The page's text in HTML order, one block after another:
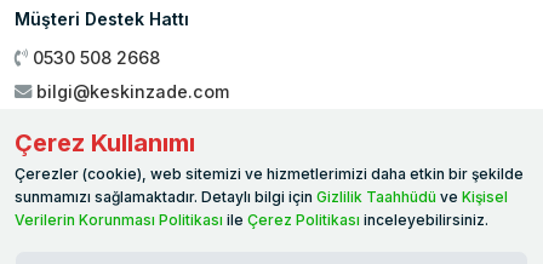
Müşteri Destek Hattı
0530 508 2668
bilgi@keskinzade.com
Genel Merkez: Yükseliş Mah. 1461. Sokak No:2/1 19 Mayıs
Ballıca / SAMSUN
Çerez Kullanımı
Çerezler (cookie), web sitemizi ve hizmetlerimizi daha etkin bir şekilde
sunmamızı sağlamaktadır. Detaylı bilgi için Gizlilik Taahhüdü ve Kişisel
Verilerin Korunması Politikası ile Çerez Politikası inceleyebilirsiniz.